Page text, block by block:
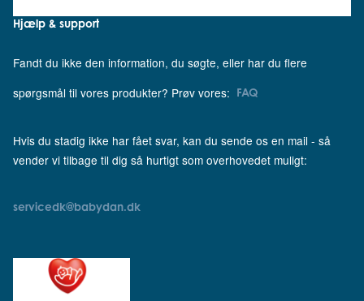
Hjælp & support
Fandt du ikke den information, du søgte, eller har du flere
spørgsmål til vores produkter? Prøv vores: FAQ
Hvis du stadig ikke har fået svar, kan du sende os en mail - så
vender vi tilbage til dig så hurtigt som overhovedet muligt:
servicedk@babydan.dk